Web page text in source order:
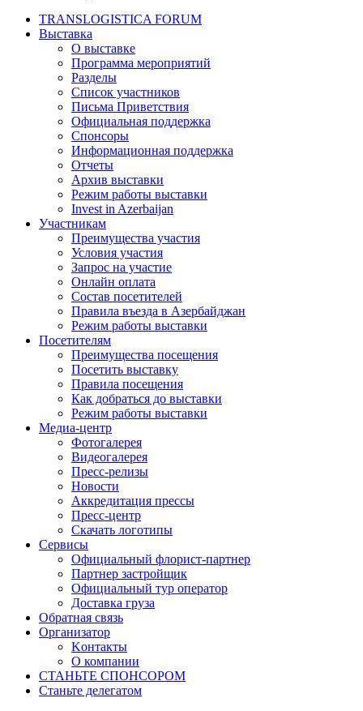
TRANSLOGISTICA FORUM
Выставка
О выставке
Программа мероприятий
Разделы
Список участников
Письма Приветствия
Официальная поддержка
Спонсоры
Информационная поддержка
Отчеты
Архив выставки
Режим работы выставки
Invest in Azerbaijan
Участникам
Преимущества участия
Условия участия
Запрос на участие
Онлайн оплата
Состав посетителей
Правила въезда в Азербайджан
Режим работы выставки
Посетителям
Преимущества посещения
Посетить выставку
Правила посещения
Как добраться до выставки
Режим работы выставки
Медиа-центр
Фотогалерея
Видеогалерея
Пресс-релизы
Новости
Аккредитация прессы
Пресс-центр
Скачать логотипы
Сервисы
Официальный флорист-партнер
Партнер застройщик
Официальный тур оператор
Доставка груза
Обратная связь
Организатор
Kонтакты
О компании
СТАНЬТЕ СПОНСОРОМ
Станьте делегатом